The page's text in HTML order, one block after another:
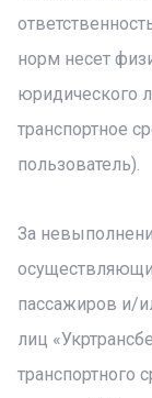
норм несет
юридического
транспортное
пользователь).
За
пассажиров и/
лиц
транспортного